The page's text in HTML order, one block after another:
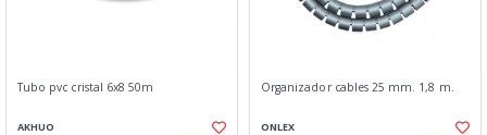
Tubo pvc cristal 6x8 50m
AKHUO
Organizador cables 25 mm. 1,8 m.
ONLEX